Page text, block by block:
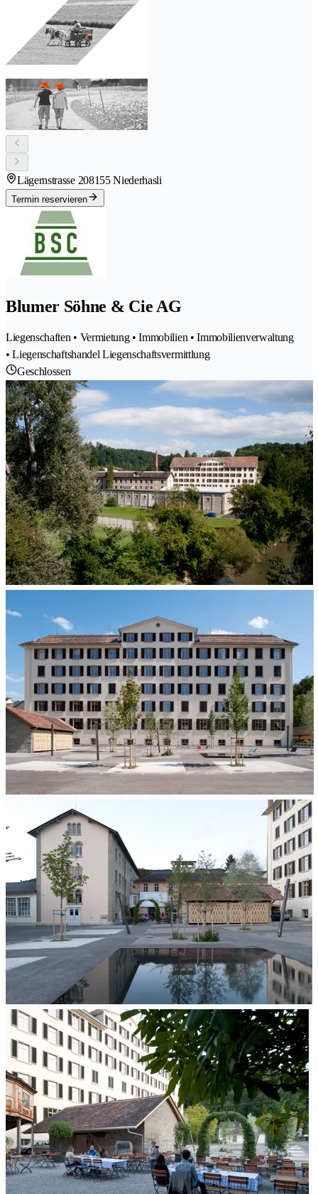
Lägernstrasse 208155 Niederhasli
Termin reservieren
Blumer Söhne & Cie AG
Liegenschaften • Vermietung • Immobilien • Immobilienverwaltung
• Liegenschaftshandel Liegenschaftsvermittlung
Geschlossen